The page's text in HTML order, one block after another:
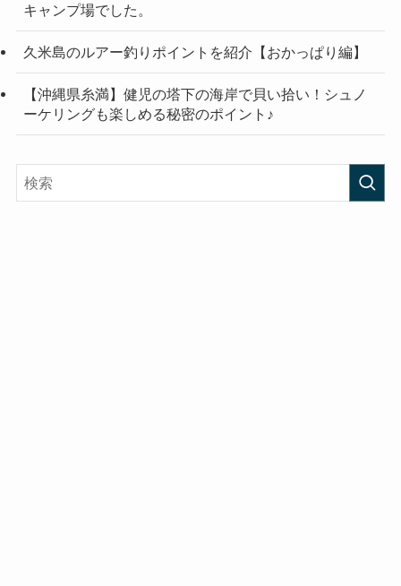
キャンプ場でした。
久米島のルアー釣りポイントを紹介【おかっぱり編】
【沖縄県糸満】健児の塔下の海岸で貝い拾い！シュノ
ーケリングも楽しめる秘密のポイント♪